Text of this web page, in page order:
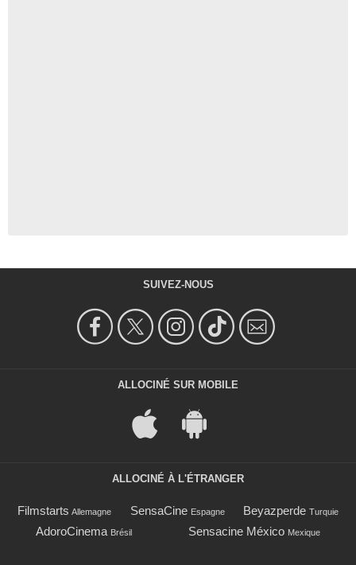
SUIVEZ-NOUS
ALLOCINÉ SUR MOBILE
ALLOCINÉ À L'ÉTRANGER
Filmstarts Allemagne SensaCine Espagne Beyazperde Turquie
AdoroCinema Brésil Sensacine México Mexique